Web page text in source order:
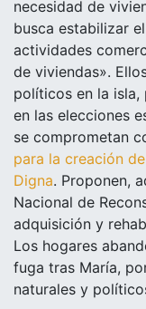
necesidad de
busca estabilizar
actividades
de viviendas».
políticos en la isla,
en las elecciones
se comprometan
para la creación
Digna. Proponen,
Nacional de
adquisición y
Los hogares
fuga tras María,
naturales y